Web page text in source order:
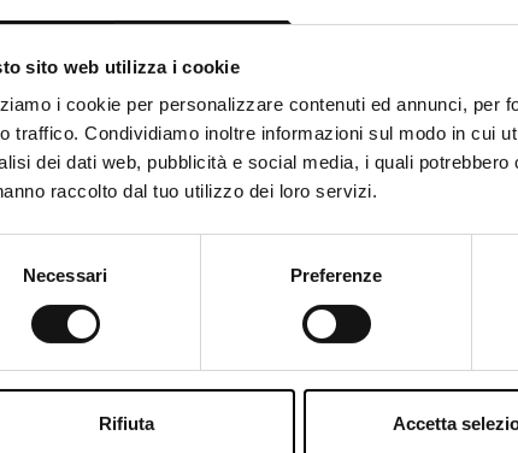
sito web utilizza i cookie
i cookie per personalizzare contenuti ed annunci, per
traffico. Condividiamo inoltre informazioni sul modo in cui
dei dati web, pubblicità e social media, i quali
raccolto dal tuo utilizzo dei loro servizi.
Necessari Preferenze
Rifiuta Accetta
Looks likeItalianis more preferred
Italian